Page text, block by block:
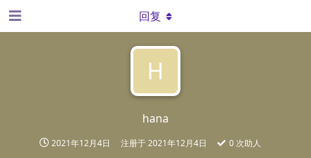
H
hana
2021年12月4日 注册于2021年12月4日 0 次助人
回复